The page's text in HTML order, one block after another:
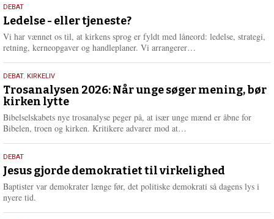
e
e
10.
juni
2026
DEBAT
Ledelse - eller tjeneste?
Vi har vænnet os til, at kirkens sprog er fyldt med låneord: ledelse, strategi,
retning, kerneopgaver og handleplaner. Vi arrangerer…
e
2.
juni
2026
DEBAT, KIRKELIV
Trosanalysen 2026: Når unge søger mening, bør
kirken lytte
Bibelselskabets nye trosanalyse peger på, at især unge mænd er åbne for
Bibelen, troen og kirken. Kritikere advarer mod at…
e
e
18.
maj
2026
DEBAT
Jesus gjorde demokratiet til virkelighed
Baptister var demokrater længe før, det politiske demokrati så dagens lys i
nyere tid.